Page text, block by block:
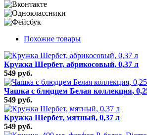
Похожие товары
Кружка Шербет, абрикосовый, 0,37 л
549 руб.
Чашка с блюдцем Белая коллекция,
549 руб.
Кружка Шербет, мятный, 0,37 л
549 руб.